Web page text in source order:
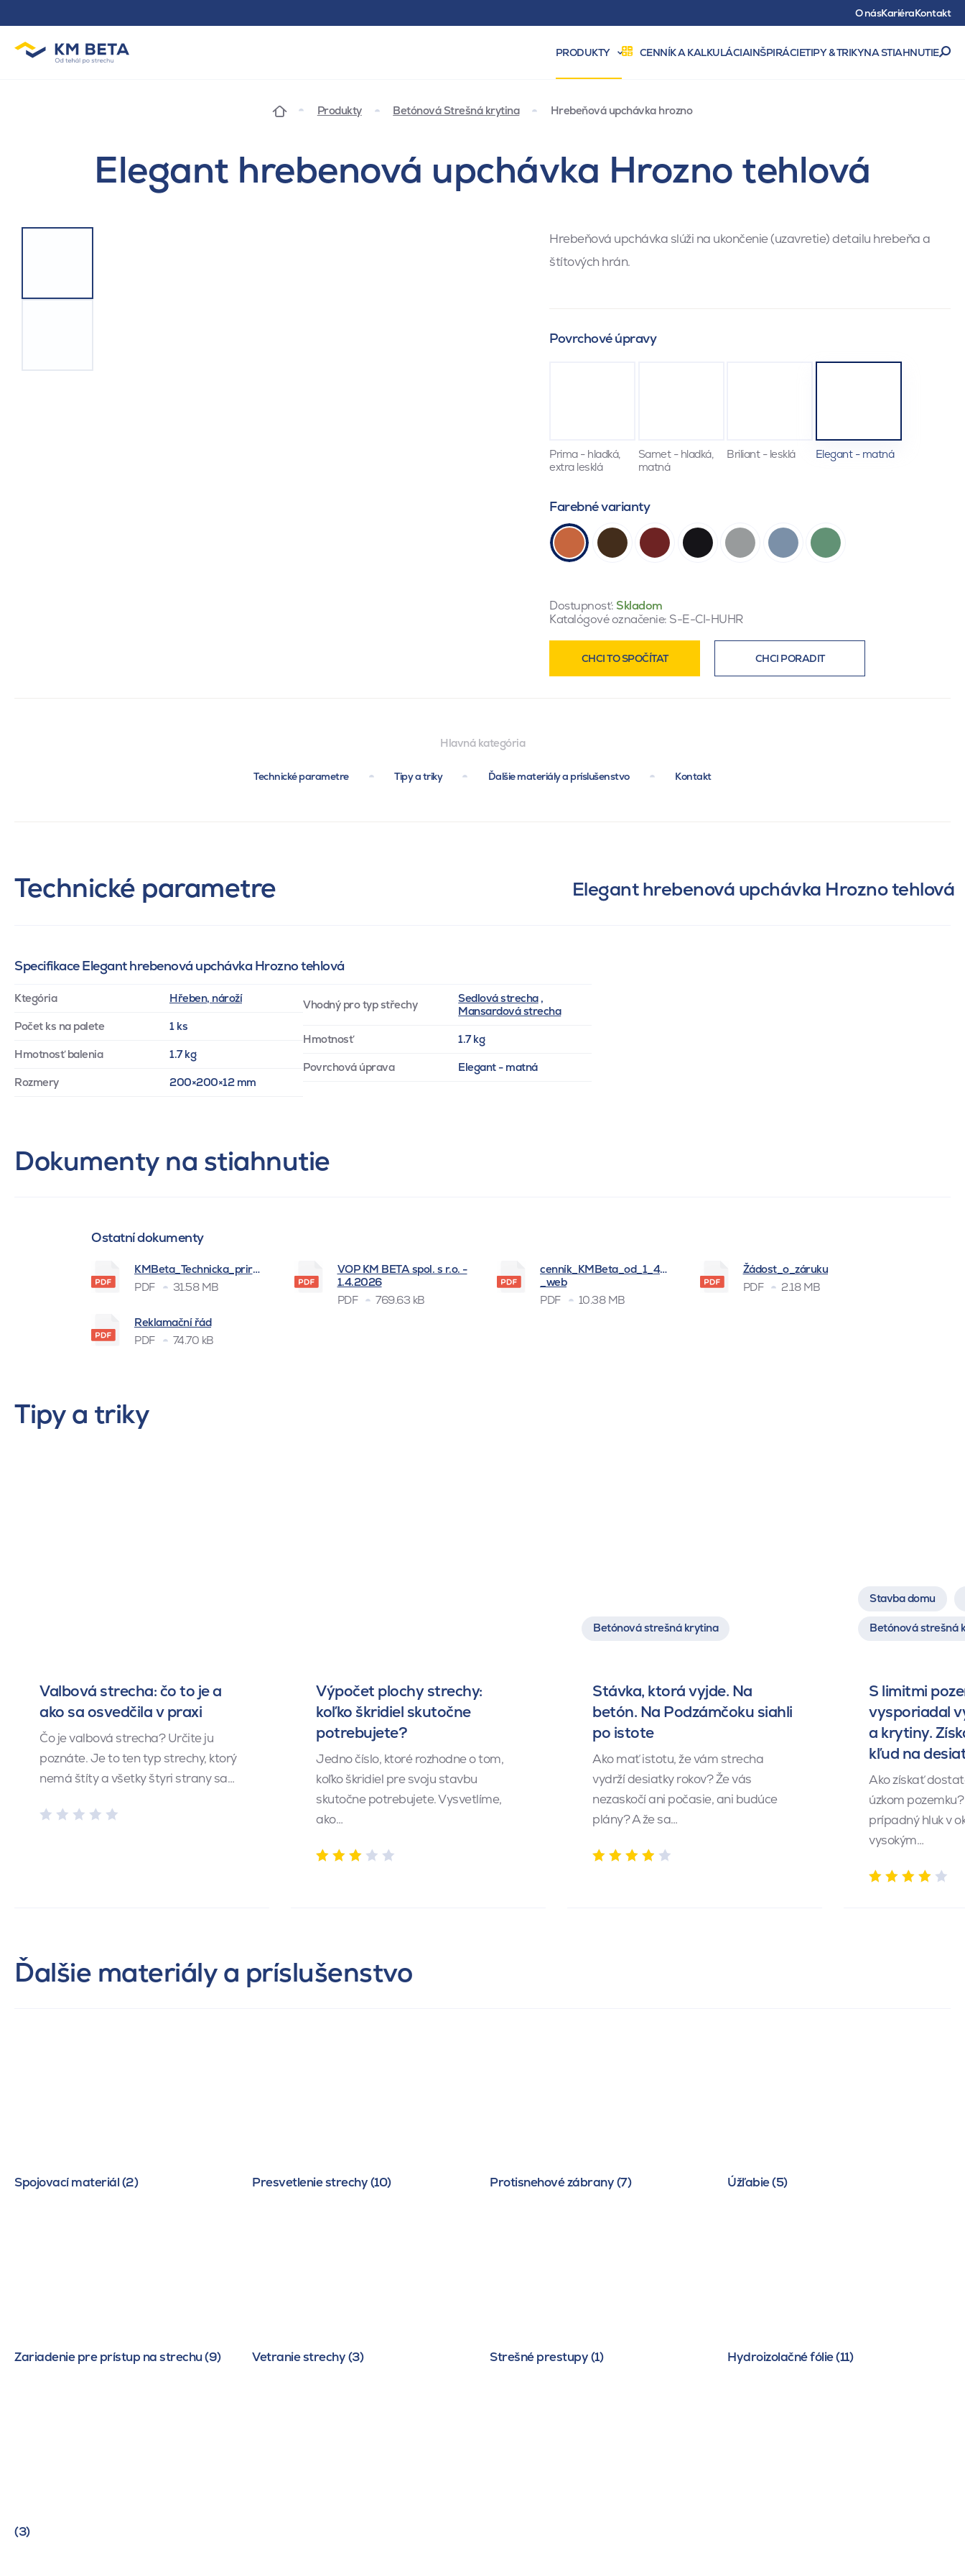
O násKariéraKontakt
PRODUKTY CENNÍK A KALKULÁCIAINŠPIRÁCIETIPY & TRIKYNA STIAHNUTIE
Produkty Betónová Strešná krytina Hrebeňová upchávka hrozno
Elegant hrebenová upchávka Hrozno tehlová
Hrebeňová upchávka slúži na ukončenie (uzavretie) detailu hrebeňa a
štítových hrán.
Povrchové úpravy
Prima - hladká,
extra lesklá
Samet - hladká,
matná
Briliant - lesklá Elegant - matná
Farebné varianty
Dostupnosť: Skladom
Katalógové označenie: S-E-CI-HUHR
CHCI TO SPOČÍTAT CHCI PORADIT
Hlavná kategória
Technické parametre Tipy a triky Ďalšie materiály a príslušenstvo Kontakt
Technické parametre Elegant hrebenová upchávka Hrozno tehlová
Specifikace Elegant hrebenová upchávka Hrozno tehlová
Ktegória Hřeben, nároží
Počet ks na palete 1 ks
Hmotnosť balenia 1.7 kg
Rozmery 200×200×12 mm
Vhodný pro typ střechy Sedlová strecha,
Mansardová strecha
Hmotnosť 1.7 kg
Povrchová úprava Elegant - matná
Dokumenty na stiahnutie
Ostatní dokumenty
KMBeta_Technicka_prirucka_BSK_
PDF
31.58 MB
VOP KM BETA spol. s r.o. -
1.4.2026
PDF
769.63 kB
cenník_KMBeta_od_1_4_2026
_web
PDF
10.38 MB
Žádost_o_záruku
PDF
2.18 MB
Reklamační řád
PDF
74.70 kB
Tipy a triky
Valbová strecha: čo to je a
ako sa osvedčila v praxi
Čo je valbová strecha? Určite ju
poznáte. Je to ten typ strechy, ktorý
nemá štíty a všetky štyri strany sa…
Výpočet plochy strechy:
koľko škridiel skutočne
potrebujete?
Jedno číslo, ktoré rozhodne o tom,
koľko škridiel pre svoju stavbu
skutočne potrebujete. Vysvetlíme,
ako…
Betónová strešná krytina
Stávka, ktorá vyjde. Na
betón. Na Podzámčoku siahli
po istote
Ako mať istotu, že vám strecha
vydrží desiatky rokov? Že vás
nezaskočí ani počasie, ani budúce
plány? A že sa…
Stavba domu
Betónová strešná
S limitmi
vysporiadal
a krytiny.
kľud na
Ako získať
úzkom
prípadný hluk v
vysokým…
Ďalšie materiály a príslušenstvo
Spojovací materiál (2) Presvetlenie strechy (10) Protisnehové zábrany (7) Úžľabie (5)
Zariadenie pre prístup na strechu (9) Vetranie strechy (3) Strešné prestupy (1) Hydroizolačné fólie (11)
(3)